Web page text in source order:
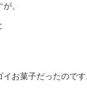
、
お菓子だったのです